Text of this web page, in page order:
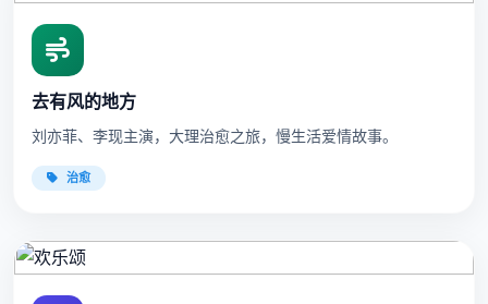
去有风的地方
刘亦菲、李现主演，大理治愈之旅，慢生活爱情故事。
治愈